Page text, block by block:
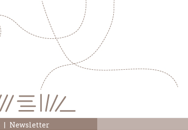
Newsletter